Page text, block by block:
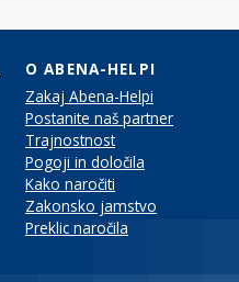
O ABENA-HELPI
Zakaj Abena-Helpi
Postanite naš partner
Trajnostnost
Pogoji in določila
Kako naročiti
Zakonsko jamstvo
Preklic naročila